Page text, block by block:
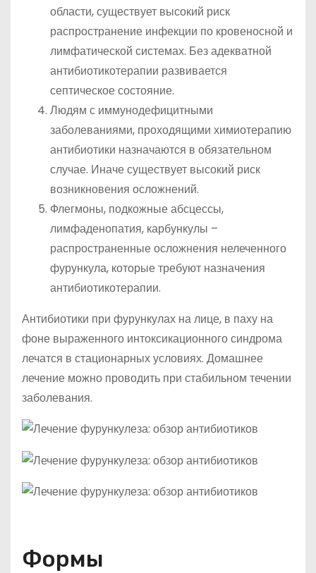
области, существует высокий риск
распространение инфекции по кровеносной и
лимфатической системах. Без адекватной
антибиотикотерапии развивается
септическое состояние.
Людям с иммунодефицитными
заболеваниями, проходящими химиотерапию
антибиотики назначаются в обязательном
случае. Иначе существует высокий риск
возникновения осложнений.
Флегмоны, подкожные абсцессы,
лимфаденопатия, карбункулы –
распространенные осложнения нелеченного
фурункула, которые требуют назначения
антибиотикотерапии.
Антибиотики при фурункулах на лице, в паху на
фоне выраженного интоксикационного синдрома
лечатся в стационарных условиях. Домашнее
лечение можно проводить при стабильном течении
заболевания.
Формы